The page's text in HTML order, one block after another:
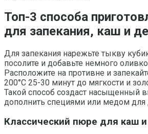
Топ-3 способа
для запекания, каш и
Для запекания нарежьте тыкву
посолите и добавьте немного
Расположите на противне и
200°C 25-30 минут до мягкости и
Такой способ создаст насыщенный
дополнить специями или медом для
Классический пюре для каш